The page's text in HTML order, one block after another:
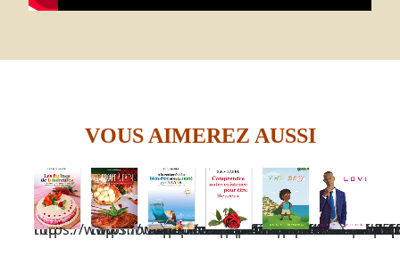
VOUS AIMEREZ AUSSI
https://www.mouvtropical.com/fr/lesfarinesdetubercules.html#anchor-top https://www.mouvtropical.com/fr/lefruitapain.html#anchor-top https://www.mouvtropical.com/fr/shop_bienetre-alarecherchedubienetreetdelasanteparaaass-14de00a6af034455bbc9f40574a3db157#washop-anchor-top https://www.mouvtropical.com/fr/shop_developpementpersonnel-comprendrenotreexistencepouretreheureux-1e1cb96232a2e4d3baf6d35ff5662e3aa#washop-anchor-top https://www.mouvtropical.com/fr/fapboydeeddybabal.html#anchor-top